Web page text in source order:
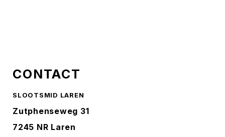
CONTACT
SLOOTSMID LAREN
Zutphenseweg 31
7245 NR Laren